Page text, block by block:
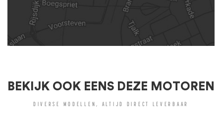
BEKIJK OOK EENS DEZE MOTOREN
DIVERSE MODELLEN, ALTIJD DIRECT LEVERBAAR